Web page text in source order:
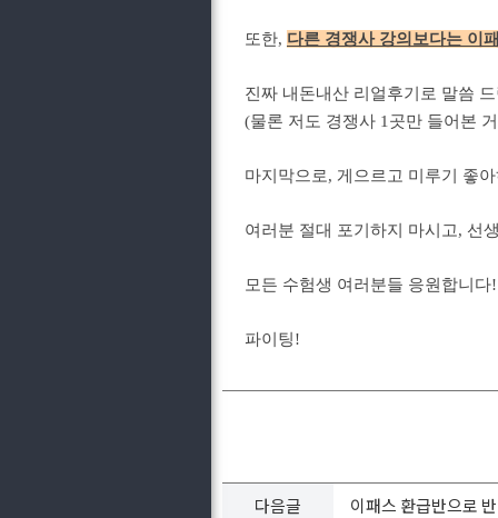
또한, 다른 경쟁사 강의보다는 이
진짜 내돈내산 리얼후기로 말씀
(물론 저도 경쟁사 1곳만 들어본
마지막으로, 게으르고 미루기 좋
여러분 절대 포기하지 마시고, 선
모든 수험생 여러분들 응원합니다!
파이팅!
다음글
이패스 환급반으로